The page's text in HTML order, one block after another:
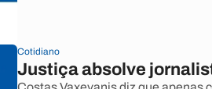
Cotidiano
Justiça absolve